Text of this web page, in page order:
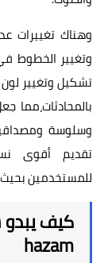
وهناك تغييرات
وتغيير الخطوط
تشكيل وتغيير
بالمحادثات،مما
وسلوسة
تقديم أقوى
للمستخدمين
hazam